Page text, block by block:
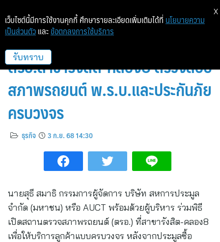
ผู้บริหาร AUCT ร่วมพิธีเปิดบริการ
ตรอ.สาขารังสิต-คลอง8 ตรวจสอบ
สภาพรถยนต์ พ.ร.บ.และประกันภัย
ครบวงจร
ธุรกิจ 3 ก.ย. 68 14:30
นายสุธี สมาธิ กรรมการผู้จัดการ บริษัท สหการประมูล
จำกัด (มหาชน) หรือ AUCT พร้อมด้วยผู้บริหาร ร่วมพิธี
เปิดสถานตรวจสภาพรถยนต์ (ตรอ.) ที่สาขารังสิต-คลอง8
เพื่อให้บริการลูกค้าแบบครบวงจร หลังจากประมูลซื้อ
เว็บไซต์นี้มีการใช้งานคุกกี้ ศึกษารายละเอียดเพิ่มเติมได้ที่ นโยบายความ
เป็นส่วนตัว และ ข้อตกลงการใช้บริการ
รับทราบ
X